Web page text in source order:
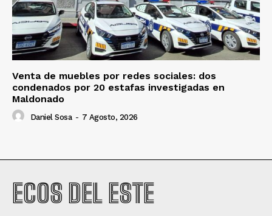
Venta de muebles por redes sociales: dos
condenados por 20 estafas investigadas en
Maldonado
Daniel Sosa - 7 Agosto, 2026
ECOS DEL ESTE